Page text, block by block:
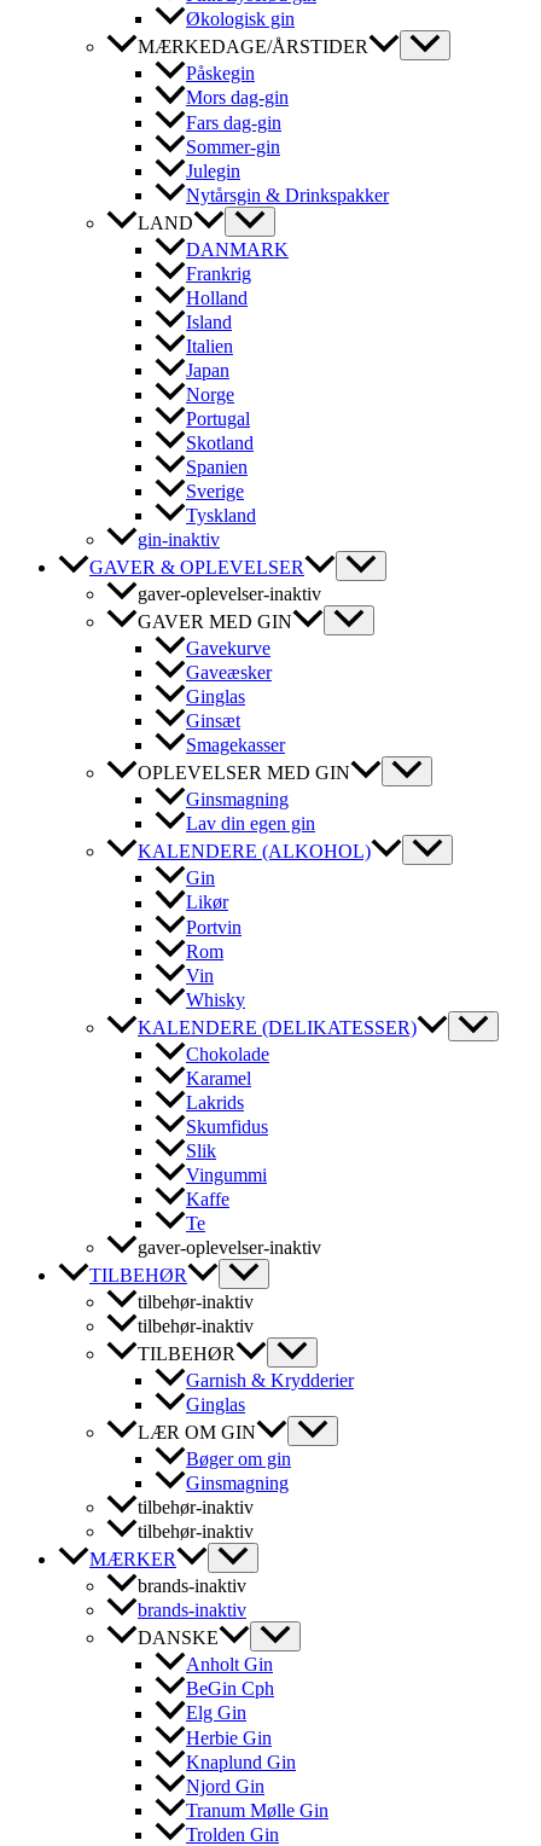
Økologisk gin
MÆRKEDAGE/ÅRSTIDER
Påskegin
Mors dag-gin
Fars dag-gin
Sommer-gin
Julegin
Nytårsgin & Drinkspakker
LAND
DANMARK
Frankrig
Holland
Island
Italien
Japan
Norge
Portugal
Skotland
Spanien
Sverige
Tyskland
gin-inaktiv
GAVER & OPLEVELSER
gaver-oplevelser-inaktiv
GAVER MED GIN
Gavekurve
Gaveæsker
Ginglas
Ginsæt
Smagekasser
OPLEVELSER MED GIN
Ginsmagning
Lav din egen gin
KALENDERE (ALKOHOL)
Gin
Likør
Portvin
Rom
Vin
Whisky
KALENDERE (DELIKATESSER)
Chokolade
Karamel
Lakrids
Skumfidus
Slik
Vingummi
Kaffe
Te
gaver-oplevelser-inaktiv
TILBEHØR
tilbehør-inaktiv
tilbehør-inaktiv
TILBEHØR
Garnish & Krydderier
Ginglas
LÆR OM GIN
Bøger om gin
Ginsmagning
tilbehør-inaktiv
tilbehør-inaktiv
MÆRKER
brands-inaktiv
brands-inaktiv
DANSKE
Anholt Gin
BeGin Cph
Elg Gin
Herbie Gin
Knaplund Gin
Njord Gin
Tranum Mølle Gin
Trolden Gin